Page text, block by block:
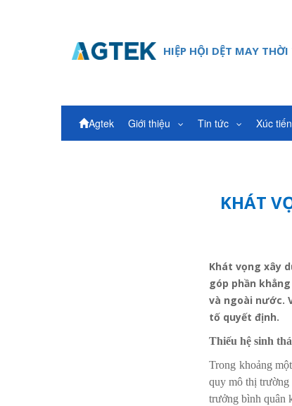
HIỆP HỘI DỆT MAY
Agtek Giới thiệu Tin tức Xúc
KHÁT
Khát vọng xây
góp phần
và ngoài nước.
tố quyết định.
Thiếu hệ sinh
Trong khoảng
quy mô thị trường
trưởng bình quân